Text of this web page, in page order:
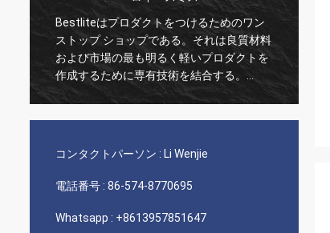
Bestliteはプロダクトをつけるためのワン
ストップ ショップである。それは良質材料
および市場の最も明るく軽いプロダクトを
作成するために専有技術を結合する。
Bestliteは私達の第1製造者および長い時間
続ける!
コンタクトパーソン : Li Wenjie
電話番号 : 86-574-8770695
Whatsapp : +8613957851647